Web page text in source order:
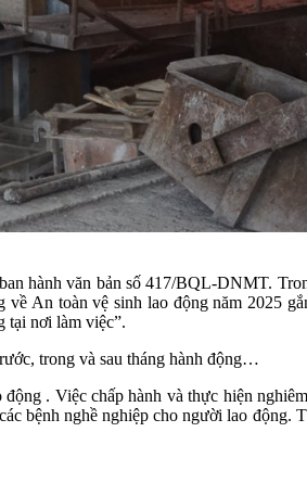
hành văn bản số 417/BQL-DNMT.
An toàn vệ sinh lao động năm 2025
tại nơi làm việc”.
trong và sau tháng hành động…
. Việc chấp hành và thực hiện
bệnh nghề nghiệp cho người lao động.